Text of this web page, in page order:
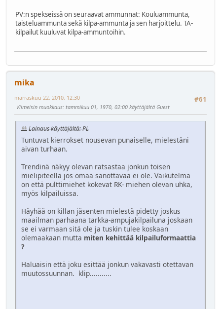
PV:n spekseissä on seuraavat ammunnat: Kouluammunta,
taisteluammunta sekä kilpa-ammunta ja sen harjoittelu. TA-
kilpailut kuuluvat kilpa-ammuntoihin.
mika
#61
marraskuu 22, 2010, 12:30
Viimeisin muokkaus: tammikuu 01, 1970, 02:00 käyttäjältä Guest
Lainaus käyttäjältä: PL
Tuntuvat kierrokset nousevan punaiselle, mielestäni
aivan turhaan.
Trendinä näkyy olevan ratsastaa jonkun toisen
mielipiteellä jos omaa sanottavaa ei ole. Vaikutelma
on että pulttimiehet kokevat RK- miehen olevan uhka,
myös kilpailuissa.
Häyhää on killan jäsenten mielestä pidetty joskus
maailman parhaana tarkka-ampujakilpailuna joskaan
se ei varmaan sitä ole ja tuskin tulee koskaan
olemaakaan mutta miten kehittää kilpailuformaattia
?
Haluaisin että joku esittää jonkun vakavasti otettavan
muutossuunnan. klip...........